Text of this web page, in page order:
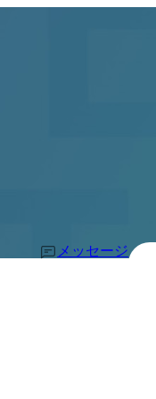
メッセージ